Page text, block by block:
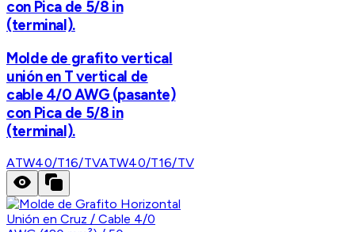
con Pica de 5/8 in
(terminal).
Molde de grafito vertical
unión en T vertical de
cable 4/0 AWG (pasante)
con Pica de 5/8 in
(terminal).
ATW40/T16/TVATW40/T16/TV